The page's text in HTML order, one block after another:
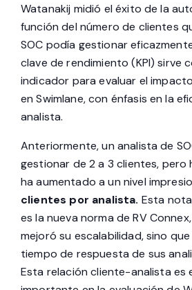
Watanakij midió el éxito de la
función del número de clientes
SOC podía gestionar
clave de rendimiento (KPI) sirve
indicador para evaluar el
en Swimlane, con énfasis en la
analista.
Anteriormente, un analista de
gestionar de 2 a 3 clientes, pero
ha aumentado a un nivel
clientes por analista. Esta
es la nueva norma de RV
mejoró su escalabilidad, sino
tiempo de respuesta de sus
Esta relación cliente-analista es